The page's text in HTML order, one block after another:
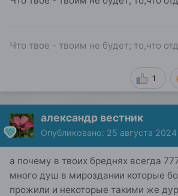
1
Что твое - твоим не будет; то,что
александр вестник
Опубликовано: 25 августа 2024
а почему в твоих бреднях всегда
много душ в мироздании которые
прожили и некоторые такими же